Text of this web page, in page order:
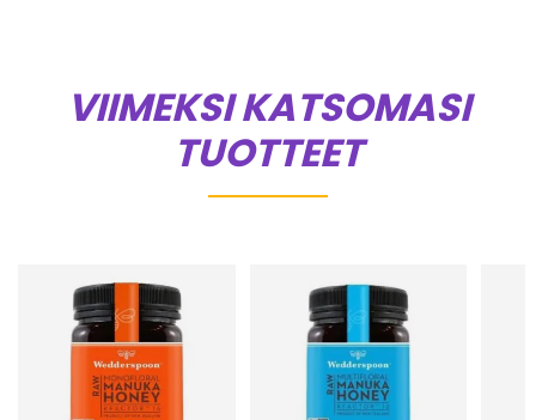
VIIMEKSI KATSOMASI
TUOTTEET